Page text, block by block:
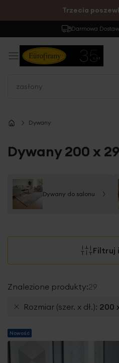
Trzecia
Zwrot
Dywany
Dywany 200 x
Dywany do salonu
Filtruj
Znalezione produkty:29
Rozmiar (szer. x dł.) 200
Nowość